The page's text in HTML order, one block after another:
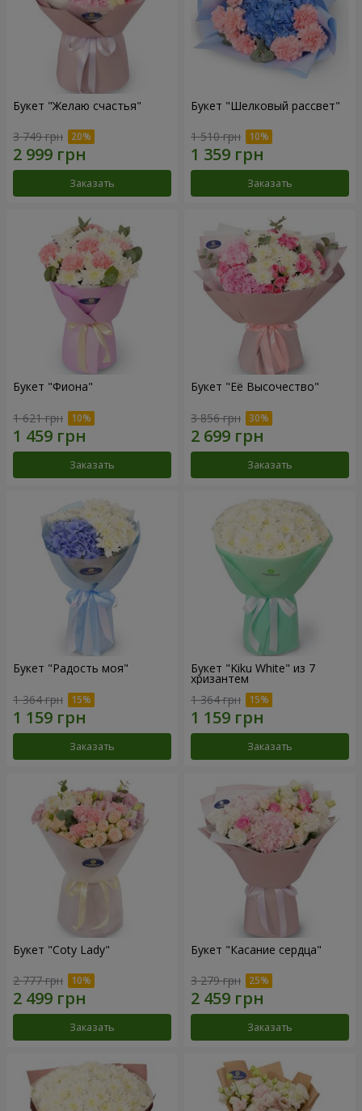
Букет "Желаю счастья"
3 749 грн
Заказать
Букет "Шелковый рассвет"
1 510 грн
Заказать
Букет "Фиона"
1 621 грн
Заказать
Букет "Её Высочество"
3 856 грн
Заказать
Букет "Радость моя"
1 364 грн
Заказать
Букет "Kiku White" из 7
хризантем
1 364 грн
Заказать
Букет "Coty Lady"
2 777 грн
Заказать
Букет "Касание сердца"
3 279 грн
Заказать